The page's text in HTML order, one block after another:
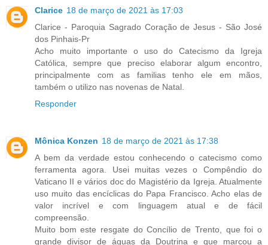
Clarice 18 de março de 2021 às 17:03
Clarice - Paroquia Sagrado Coração de Jesus - São José
dos Pinhais-Pr
Acho muito importante o uso do Catecismo da Igreja
Católica, sempre que preciso elaborar algum encontro,
principalmente com as familias tenho ele em mãos,
também o utilizo nas novenas de Natal.
Responder
Mônica Konzen 18 de março de 2021 às 17:38
A bem da verdade estou conhecendo o catecismo como
ferramenta agora. Usei muitas vezes o Compêndio do
Vaticano II e vários doc do Magistério da Igreja. Atualmente
uso muito das encíclicas do Papa Francisco. Acho elas de
valor incrível e com linguagem atual e de fácil
compreensão.
Muito bom este resgate do Concílio de Trento, que foi o
grande divisor de águas da Doutrina e que marcou a